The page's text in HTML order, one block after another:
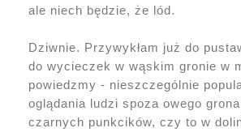
ale niech będzie, że lód.
Dziwnie. Przywykłam już do
do wycieczek w wąskim gronie w
powiedzmy - nieszczególnie
oglądania ludzi spoza owego
czarnych punkcików, czy to w